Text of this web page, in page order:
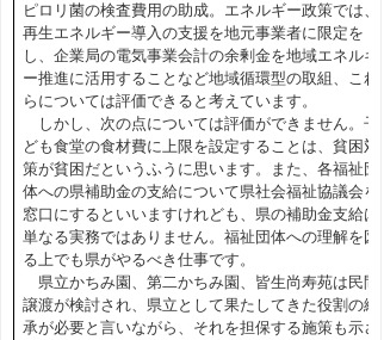
ピロリ菌の検査費用の助成。エネルギー政策では、
再生エネルギー導入の支援を地元事業者に限定を
し、企業局の電気事業会計の余剰金を地域エネルギ
ー推進に活用することなど地域循環型の取組、これ
らについては評価できると考えています。
しかし、次の点については評価ができません。子
ども食堂の食材費に上限を設定することは、貧困対
策が貧困だというふうに思います。また、各福祉団
体への県補助金の支給について県社会福祉協議会を
窓口にするといいますけれども、県の補助金支給は
単なる実務ではありません。福祉団体への理解を図
る上でも県がやるべき仕事です。
県立かちみ園、第二かちみ園、皆生尚寿苑は民間
譲渡が検討され、県立として果たしてきた役割の継
承が必要と言いながら、それを担保する施策も示さ